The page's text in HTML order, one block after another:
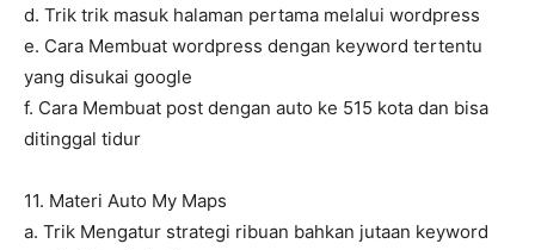
d. Trik trik masuk halaman pertama melalui wordpress
e. Cara Membuat wordpress dengan keyword tertentu
yang disukai google
f. Cara Membuat post dengan auto ke 515 kota dan bisa
ditinggal tidur
11. Materi Auto My Maps
a. Trik Mengatur strategi ribuan bahkan jutaan keyword